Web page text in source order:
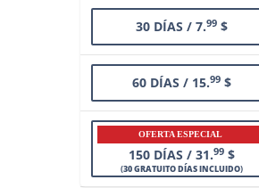
30 DÍAS / 7.99$
60 DÍAS / 15.99$
OFERTA ESPECIAL
150 DÍAS / 31.99$
(30 GRATUITO DÍAS INCLUIDO)